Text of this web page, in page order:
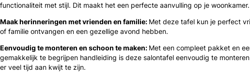
functionaliteit met stijl. Dit maakt het een perfecte aanvulling op je woonkamer.
Maak herinneringen met vrienden en familie: Met deze tafel kun je perfect
of familie ontvangen en een gezellige avond hebben.
Eenvoudig te monteren en schoon te maken: Met een compleet pakket en
gemakkelijk te begrijpen handleiding is deze salontafel eenvoudig te
er veel tijd aan kwijt te zijn.